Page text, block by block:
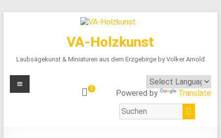
VA-Holzkunst
Laubsägekunst & Miniaturen aus dem Erzgebirge by Volker Arnold
Powered by Translate
0
Menü